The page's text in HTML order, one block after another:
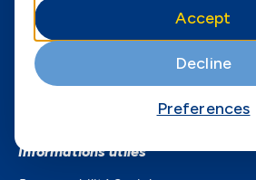
Services
Services Mobiles
Business
Informations utiles
Accept
Decline
Preferences